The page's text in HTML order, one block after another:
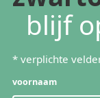
blijf
* verplichte
voornaam